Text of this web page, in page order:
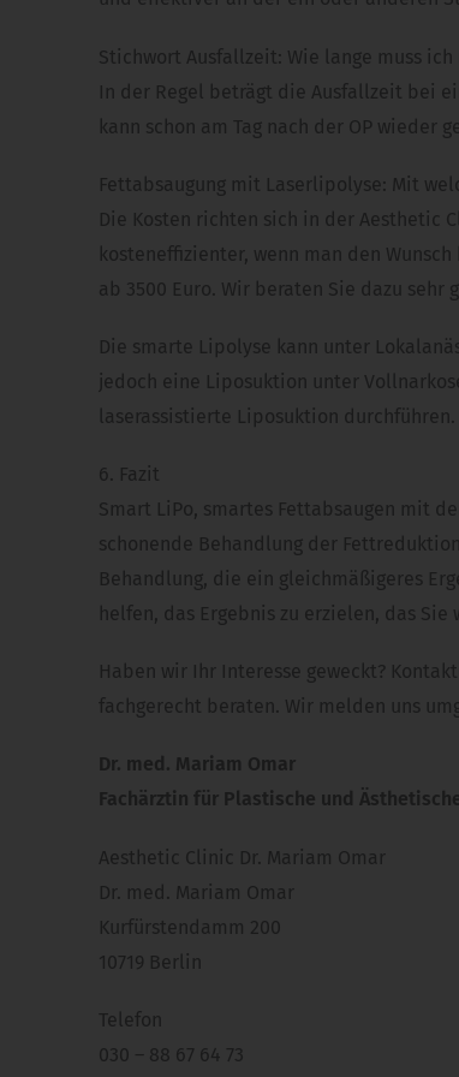
Stichwort Ausfallzeit: Wie lange muss
In der Regel beträgt die Ausfallzeit bei
kann schon am Tag nach der OP
Fettabsaugung mit Laserlipolyse: Mit
Die Kosten richten sich in der Aesthetic
kosteneffizienter, wenn man den
ab 3500 Euro. Wir beraten Sie dazu
Die smarte Lipolyse kann unter
jedoch eine Liposuktion unter
laserassistierte Liposuktion durchführen.
6. Fazit
Smart LiPo, smartes Fettabsaugen mit
schonende Behandlung der
Behandlung, die ein gleichmäßigeres
helfen, das Ergebnis zu erzielen, das
Haben wir Ihr Interesse geweckt?
fachgerecht beraten. Wir melden uns
Dr. med. Mariam Omar
Fachärztin für Plastische und
Aesthetic Clinic Dr. Mariam Omar
Dr. med. Mariam Omar
Kurfürstendamm 200
10719 Berlin
Telefon
030 – 88 67 64 73